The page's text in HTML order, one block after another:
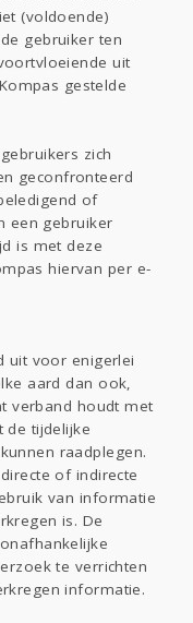
(voldoende)
gebruiker ten
uit
gestelde
zich
geconfronteerd
of
een gebruiker
is met deze
hiervan per e-
uit voor enigerlei
aard dan ook,
verband houdt met
de tijdelijke
raadplegen.
of indirecte
van informatie
is. De
te verrichten
informatie.